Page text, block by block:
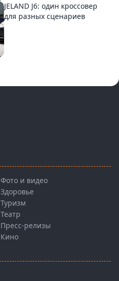
JELAND J6: один кроссовер
для разных сценариев
Фото и видео
Здоровье
Туризм
Театр
Пресс-релизы
Кино